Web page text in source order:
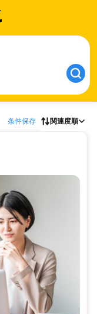
条件保存 関連度順